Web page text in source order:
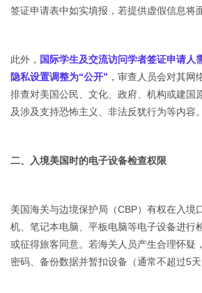
签证申请表中如实填报，若提供虚假信息将
此外， 国际学生及交流访问学者签证申请人
隐私设置调整为“公开” ，审查人员会对其网
排查对美国公民、文化、政府、机构或建国
及涉及支持恐怖主义、非法反犹行为等内容。
二、入境美国时的电子设备检查权限
美国海关与边境保护局（CBP）有权在入境
机、笔记本电脑、平板电脑等电子设备进行
或征得旅客同意。若海关人员产生合理怀疑
密码、备份数据并暂扣设备（通常不超过5天